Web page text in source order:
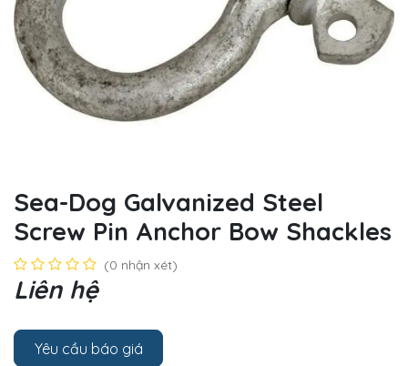
Sea-Dog Galvanized Steel
Screw Pin Anchor Bow Shackles
(0 nhận xét)
Liên hệ
Yêu cầu báo giá